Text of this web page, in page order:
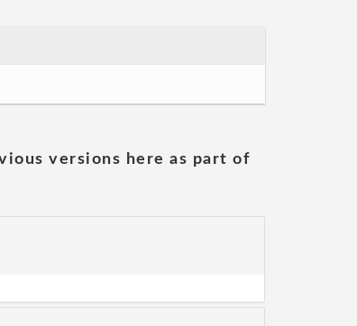
versions here as part of